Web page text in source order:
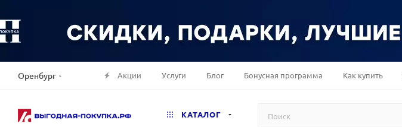
Оренбург Акции Услуги Блог Бонусная программа Как купить
КАТАЛОГ